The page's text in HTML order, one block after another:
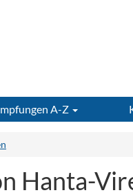
A-Z
Hanta-